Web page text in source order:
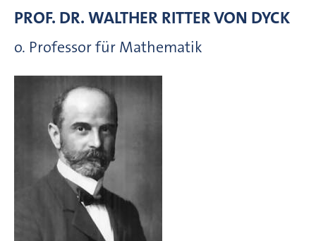
PROF. DR.WALTHER RITTER VON DYCK
o. Professor für Mathematik